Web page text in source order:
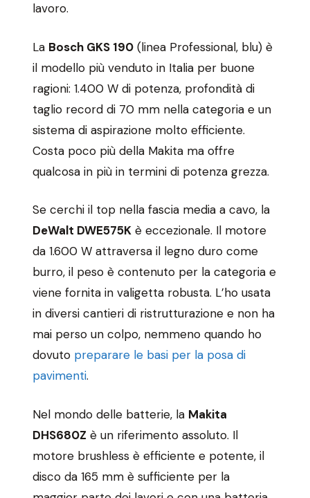
lavoro.
La Bosch GKS 190 (linea Professional, blu) è
il modello più venduto in Italia per buone
ragioni: 1.400 W di potenza, profondità di
taglio record di 70 mm nella categoria e un
sistema di aspirazione molto efficiente.
Costa poco più della Makita ma offre
qualcosa in più in termini di potenza grezza.
Se cerchi il top nella fascia media a cavo, la
DeWalt DWE575K è eccezionale. Il motore
da 1.600 W attraversa il legno duro come
burro, il peso è contenuto per la categoria e
viene fornita in valigetta robusta. L’ho usata
in diversi cantieri di ristrutturazione e non ha
mai perso un colpo, nemmeno quando ho
dovuto preparare le basi per la posa di
pavimenti.
Nel mondo delle batterie, la Makita
DHS680Z è un riferimento assoluto. Il
motore brushless è efficiente e potente, il
disco da 165 mm è sufficiente per la